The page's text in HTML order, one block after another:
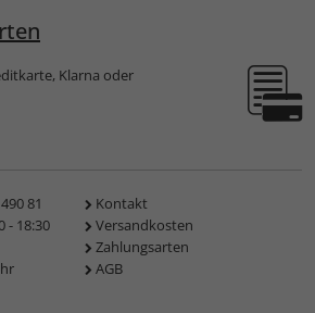
Klarna oder
81
- 18:30
Kontakt
Versandkosten
Zahlungsarten
AGB